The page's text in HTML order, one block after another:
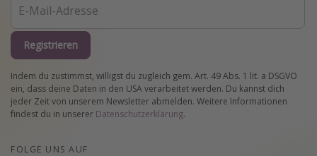
Registrieren
Indem du zustimmst, willigst du zugleich gem. Art. 49 Abs. 1 lit. a DSGVO
ein, dass deine Daten in den USA verarbeitet werden. Du kannst dich
jeder Zeit von unserem Newsletter abmelden. Weitere Informationen
findest du in unserer Datenschutzerklärung.
FOLGE UNS AUF